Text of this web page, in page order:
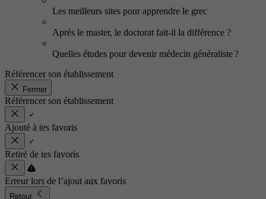
Les meilleurs sites pour apprendre le grec
Après le master, le doctorat fait-il la différence ?
Quelles études pour devenir médecin généraliste ?
Référencer son établissement
Fermer
Référencer son établissement
Ajouté à tes favoris
Retiré de tes favoris
Erreur lors de l’ajout aux favoris
Retour